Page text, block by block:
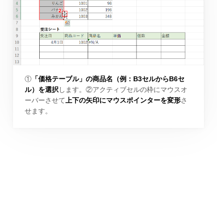
①「価格テーブル」の商品名（例：B3セルからB6セ
ル）を選択します。②アクティブセルの枠にマウスオ
ーバーさせて上下の矢印にマウスポインターを変形さ
せます。